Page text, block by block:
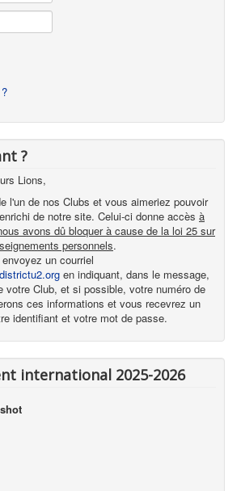
?
Lions,
l'un de nos Clubs et vous aimeriez pouvoir
de notre site. Celui-ci donne accès à
avons dû bloquer à cause de la loi 25 sur
personnels.
un courriel
en indiquant, dans le message,
votre Club, et si possible, votre numéro de
ces informations et vous recevrez un
identifiant et votre mot de passe.
international 2025-2026